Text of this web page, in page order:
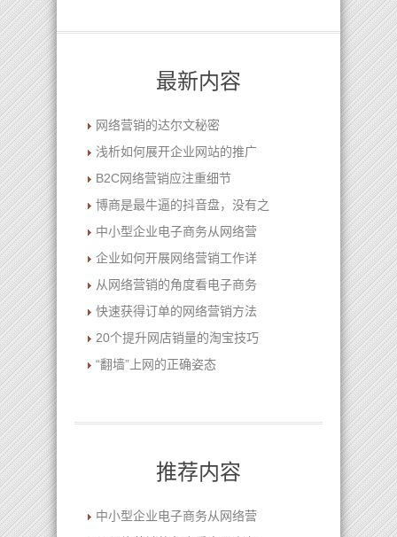
最新内容
网络营销的达尔文秘密
浅析如何展开企业网站的推广
B2C网络营销应注重细节
博商是最牛逼的抖音盘，没有之
中小型企业电子商务从网络营
企业如何开展网络营销工作详
从网络营销的角度看电子商务
快速获得订单的网络营销方法
20个提升网店销量的淘宝技巧
“翻墙”上网的正确姿态
推荐内容
中小型企业电子商务从网络营